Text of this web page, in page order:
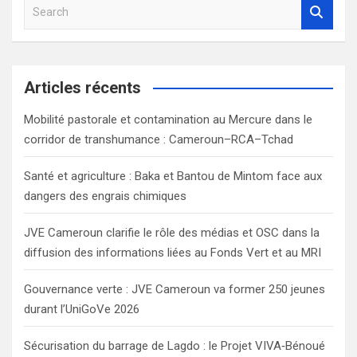
a
c
Articles récents
Mobilité pastorale et contamination au Mercure dans le
corridor de transhumance : Cameroun–RCA–Tchad
Santé et agriculture : Baka et Bantou de Mintom face aux
dangers des engrais chimiques
JVE Cameroun clarifie le rôle des médias et OSC dans la
diffusion des informations liées au Fonds Vert et au MRI
Gouvernance verte : JVE Cameroun va former 250 jeunes
durant l’UniGoVe 2026
Sécurisation du barrage de Lagdo : le Projet VIVA‑Bénoué